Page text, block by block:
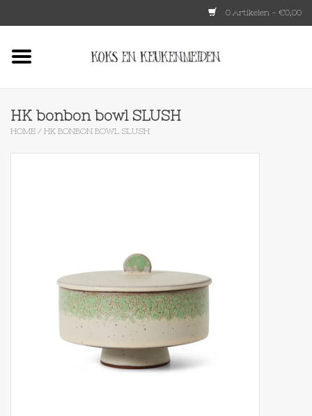
0 Artikelen - €0,00
HK bonbon bowl SLUSH
HOME / HK BONBON BOWL SLUSH